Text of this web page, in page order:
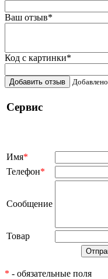
Ваш отзыв*
Код с картинки*
Добавить отзыв Добавлено
Сервис
Имя*
Телефон*
Сообщение
Товар
* - обязательные поля